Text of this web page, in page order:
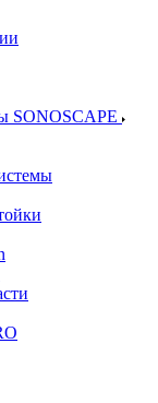
SONOSCAPE